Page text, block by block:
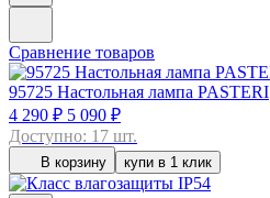
Сравнение товаров
95725 Настольная лампа PASTERI
4 290 ₽ 5 090 ₽
Доступно: 17 шт.
В корзину купи в 1 клик